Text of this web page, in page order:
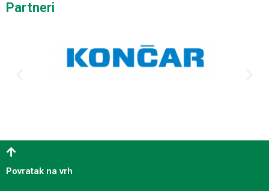
Partneri
Povratak na vrh